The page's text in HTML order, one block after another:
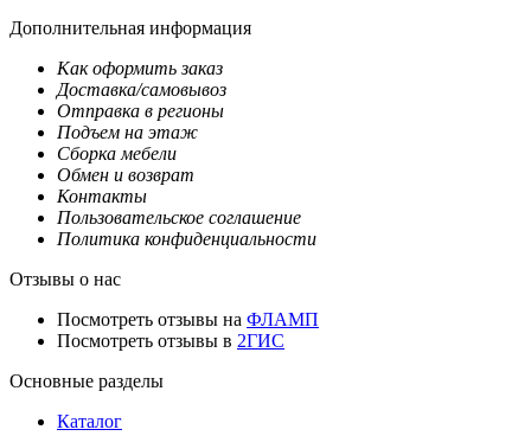
Дополнительная информация
Как оформить заказ
Доставка/самовывоз
Отправка в регионы
Подъем на этаж
Сборка мебели
Обмен и возврат
Контакты
Пользовательское соглашение
Политика конфиденциальности
Отзывы о нас
Посмотреть отзывы на ФЛАМП
Посмотреть отзывы в 2ГИС
Основные разделы
Каталог